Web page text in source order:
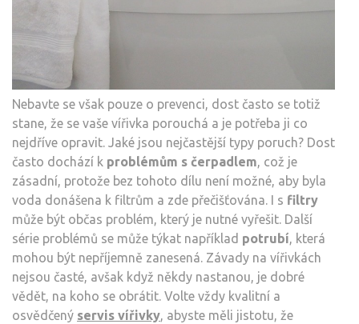
Nebavte se však pouze o prevenci, dost často se totiž
stane, že se vaše vířivka porouchá a je potřeba ji co
nejdříve opravit. Jaké jsou nejčastější typy poruch? Dost
často dochází k problémům s čerpadlem, což je
zásadní, protože bez tohoto dílu není možné, aby byla
voda donášena k filtrům a zde přečišťována. I s filtry
může být občas problém, který je nutné vyřešit. Další
série problémů se může týkat například potrubí, která
mohou být nepříjemně zanesená. Závady na vířivkách
nejsou časté, avšak když někdy nastanou, je dobré
vědět, na koho se obrátit. Volte vždy kvalitní a
osvědčený servis vířivky, abyste měli jistotu, že